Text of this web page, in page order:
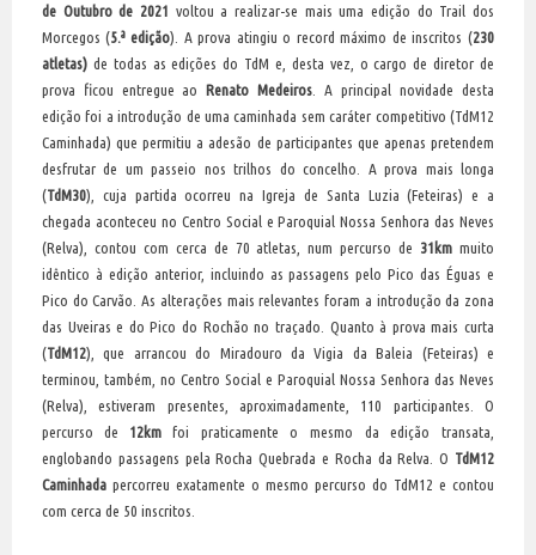
de Outubro de 2021 voltou a realizar-se mais uma edição do Trail dos
Morcegos (5.ª edição). A prova atingiu o record máximo de inscritos (230
atletas) de todas as edições do TdM e, desta vez, o cargo de diretor de
prova ficou entregue ao Renato Medeiros. A principal novidade desta
edição foi a introdução de uma caminhada sem caráter competitivo (TdM12
Caminhada) que permitiu a adesão de participantes que apenas pretendem
desfrutar de um passeio nos trilhos do concelho. A prova mais longa
(TdM30), cuja partida ocorreu na Igreja de Santa Luzia (Feteiras) e a
chegada aconteceu no Centro Social e Paroquial Nossa Senhora das Neves
(Relva), contou com cerca de 70 atletas, num percurso de 31km muito
idêntico à edição anterior, incluindo as passagens pelo Pico das Éguas e
Pico do Carvão. As alterações mais relevantes foram a introdução da zona
das Uveiras e do Pico do Rochão no traçado. Quanto à prova mais curta
(TdM12), que arrancou do Miradouro da Vigia da Baleia (Feteiras) e
terminou, também, no Centro Social e Paroquial Nossa Senhora das Neves
(Relva), estiveram presentes, aproximadamente, 110 participantes. O
percurso de 12km foi praticamente o mesmo da edição transata,
englobando passagens pela Rocha Quebrada e Rocha da Relva. O TdM12
Caminhada percorreu exatamente o mesmo percurso do TdM12 e contou
com cerca de 50 inscritos.